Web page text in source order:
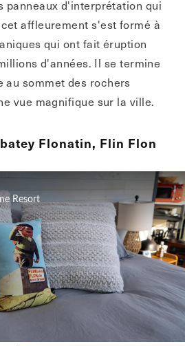
panneaux d'interprétation qui
affleurement s'est formé à
qui ont fait éruption
d'années. Il se termine
au sommet des rochers
vue magnifique sur la ville.
Flonatin, Flin Flon
Resort